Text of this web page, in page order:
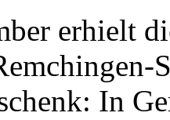
erhielt
In